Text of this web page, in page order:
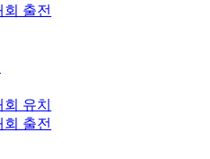
출전
유치
출전